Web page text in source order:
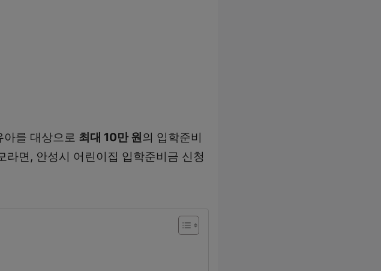
를 대상으로 최대 10만 원의 입학준비
면, 안성시 어린이집 입학준비금 신청